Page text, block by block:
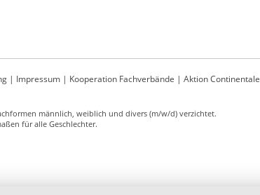
| Impressum| Kooperation Fachverbände | Aktion Continentale
männlich, weiblich und divers (m/w/d) verzichtet.
für alle Geschlechter.